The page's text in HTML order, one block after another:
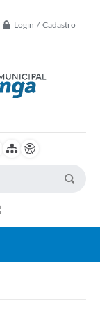
Login / Cadastro